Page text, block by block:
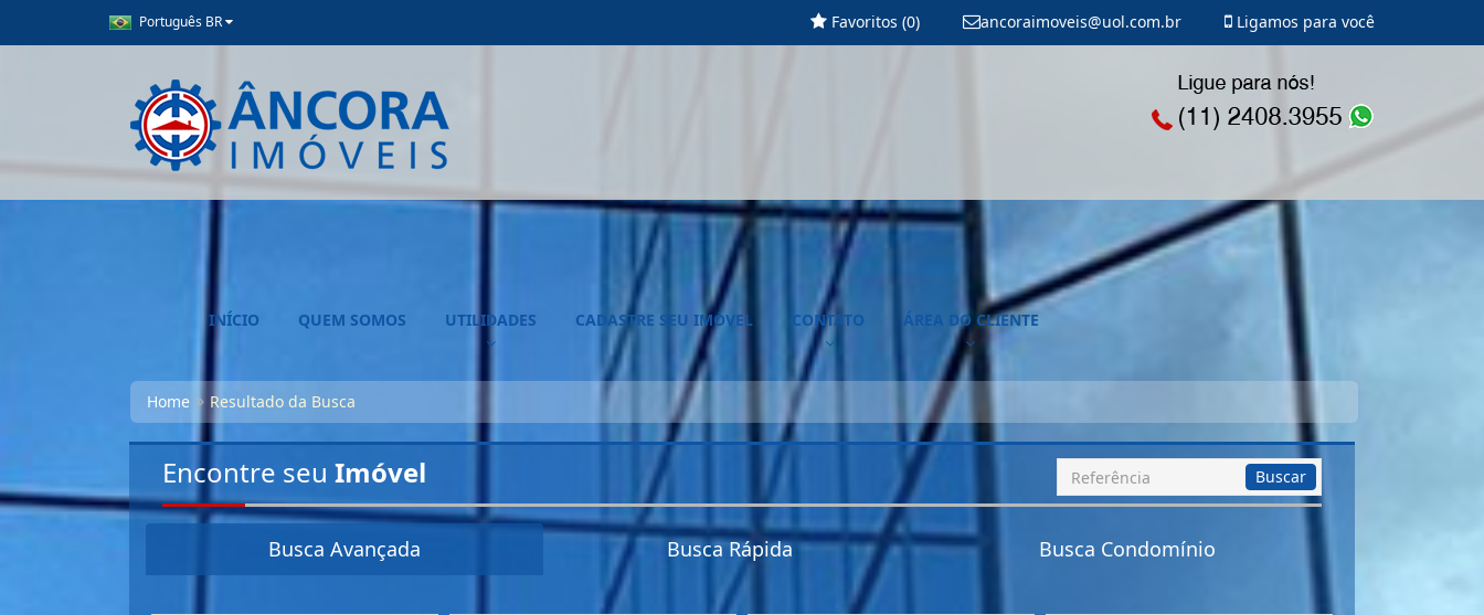
Português BR Ligamos para você
ancoraimoveis@uol.com.br
Favoritos (0)
INÍCIO QUEM SOMOS UTILIDADES CADASTRE SEU IMÓVEL CONTATO ÁREA DO CLIENTE
Home Resultado da Busca
Encontre seu Imóvel
Busca
por
Buscar
Busca Avançada Busca Rápida Busca Condomínio